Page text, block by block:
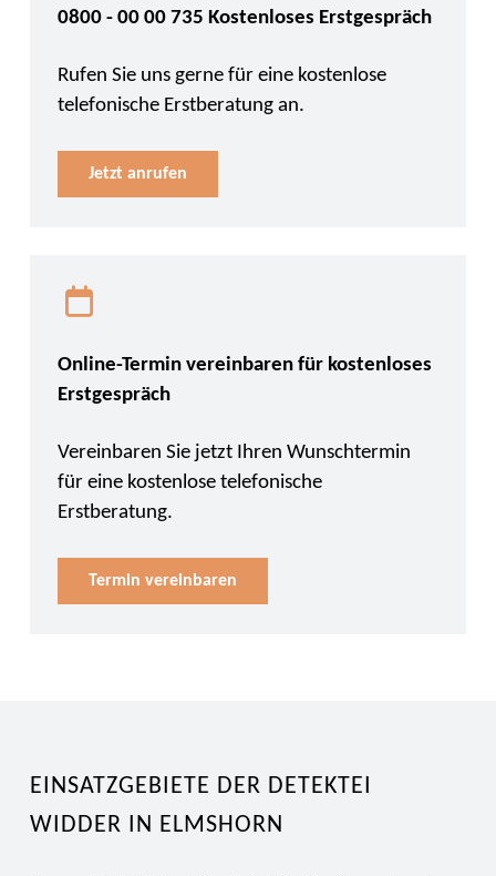
0800 - 00 00 735 Kostenloses Erstgespräch
Rufen Sie uns gerne für eine kostenlose
telefonische Erstberatung an.
Jetzt anrufen
Online-Termin vereinbaren für kostenloses
Erstgespräch
Vereinbaren Sie jetzt Ihren Wunschtermin
für eine kostenlose telefonische
Erstberatung.
Termin vereinbaren
EINSATZGEBIETE DER DETEKTEI
WIDDER IN ELMSHORN